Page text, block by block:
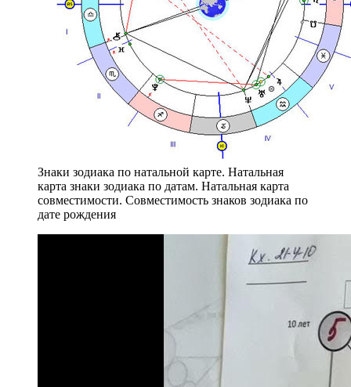
Знаки зодиака по натальной карте. Натальная
карта знаки зодиака по датам. Натальная карта
совместимости. Совместимость знаков зодиака по
дате рождения